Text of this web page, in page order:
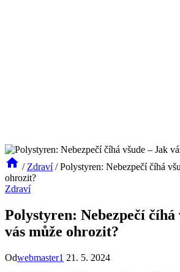
/ Zdraví / Polystyren: Nebezpečí číhá
ohrozit?
Zdraví
Polystyren: Nebezpečí číhá
vás může ohrozit?
Odwebmaster1 21. 5. 2024